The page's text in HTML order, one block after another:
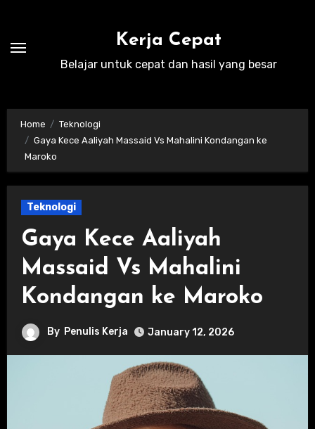
content
Kerja Cepat
Belajar untuk cepat dan hasil yang besar
Home
Teknologi
Gaya Kece Aaliyah Massaid Vs Mahalini Kondangan ke
Maroko
Teknologi
Gaya Kece Aaliyah
Massaid Vs Mahalini
Kondangan ke Maroko
By Penulis Kerja January 12, 2026